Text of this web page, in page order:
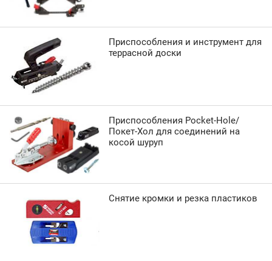
Приспособления и инструмент для
террасной доски
Приспособления Pocket-Hole/
Покет-Хол для соединений на
косой шуруп
Снятие кромки и резка пластиков